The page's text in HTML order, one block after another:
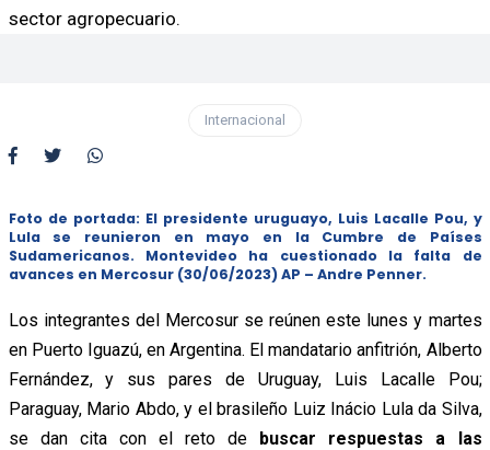
sector agropecuario.
Internacional
Foto de portada: El presidente uruguayo, Luis Lacalle Pou, y
Lula se reunieron en mayo en la Cumbre de Países
Sudamericanos. Montevideo ha cuestionado la falta de
avances en Mercosur (30/06/2023) AP – Andre Penner.
Los integrantes del Mercosur se reúnen este lunes y martes
en Puerto Iguazú, en Argentina. El mandatario anfitrión, Alberto
Fernández, y sus pares de Uruguay, Luis Lacalle Pou;
Paraguay, Mario Abdo, y el brasileño Luiz Inácio Lula da Silva,
se dan cita con el reto de buscar respuestas a las